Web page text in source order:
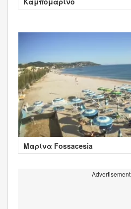
Μαρίνα Fossacesia
Advertisement